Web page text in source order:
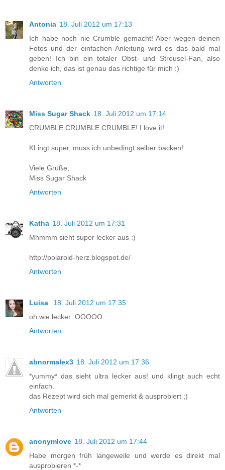
Antonia 18. Juli 2012 um 17:13
Ich habe noch nie Crumble gemacht! Aber wegen deinen
Fotos und der einfachen Anleitung wird es das bald mal
geben! Ich bin ein totaler Obst- und Streusel-Fan, also
denke ich, das ist genau das richtige für mich :)
Antworten
Miss Sugar Shack 18. Juli 2012 um 17:14
CRUMBLE CRUMBLE CRUMBLE! I love it!
KLingt super, muss ich unbedingt selber backen!
Viele Grüße,
Miss Sugar Shack
Antworten
Katha 18. Juli 2012 um 17:31
Mhmmm sieht super lecker aus :)
http://polaroid-herz.blogspot.de/
Antworten
Luisa
18. Juli 2012 um 17:35
oh wie lecker :OOOOO
Antworten
abnormalex3 18. Juli 2012 um 17:36
*yummy* das sieht ultra lecker aus! und klingt auch echt
einfach.
das Rezept wird sich mal gemerkt & ausprobiert ;)
Antworten
anonymlove 18. Juli 2012 um 17:44
Habe morgen früh langeweile und werde es direkt mal
ausprobieren *-*